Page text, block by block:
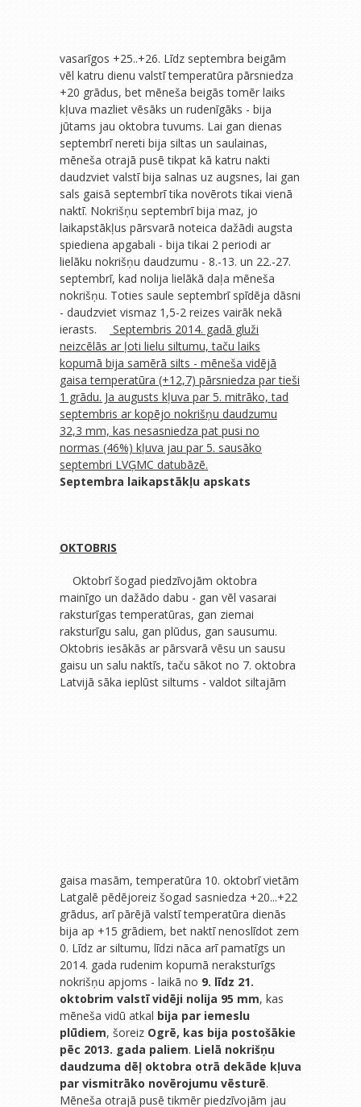
vasarīgos +25..+26. Līdz septembra beigām
vēl katru dienu valstī temperatūra pārsniedza
+20 grādus, bet mēneša beigās tomēr laiks
kļuva mazliet vēsāks un rudenīgāks - bija
jūtams jau oktobra tuvums. Lai gan dienas
septembrī nereti bija siltas un saulainas,
mēneša otrajā pusē tikpat kā katru nakti
daudzviet valstī bija salnas uz augsnes, lai gan
sals gaisā septembrī tika novērots tikai vienā
naktī. Nokrišņu septembrī bija maz, jo
laikapstākļus pārsvarā noteica dažādi augsta
spiediena apgabali - bija tikai 2 periodi ar
lielāku nokrišņu daudzumu - 8.-13. un 22.-27.
septembrī, kad nolija lielākā daļa mēneša
nokrišņu. Toties saule septembrī spīdēja dāsni
- daudzviet vismaz 1,5-2 reizes vairāk nekā
ierasts.
Septembris 2014. gadā gluži
neizcēlās ar ļoti lielu siltumu, taču laiks
kopumā bija samērā silts - mēneša vidējā
gaisa temperatūra (+12,7) pārsniedza par tieši
1 grādu. Ja augusts kļuva par 5. mitrāko, tad
septembris ar kopējo nokrišņu daudzumu
32,3 mm, kas nesasniedza pat pusi no
normas (46%) kļuva jau par 5. sausāko
septembri LVĢMC datubāzē.
Septembra laikapstākļu apskats
OKTOBRIS
Oktobrī šogad piedzīvojām oktobra
mainīgo un dažādo dabu - gan vēl vasarai
raksturīgas temperatūras, gan ziemai
raksturīgu salu, gan plūdus, gan sausumu.
Oktobris iesākās ar pārsvarā vēsu un sausu
gaisu un salu naktīs, taču sākot no 7. oktobra
Latvijā sāka ieplūst siltums - valdot siltajām
gaisa masām, temperatūra 10. oktobrī vietām
Latgalē pēdējoreiz šogad sasniedza +20...+22
grādus, arī pārējā valstī temperatūra dienās
bija ap +15 grādiem, bet naktī nenoslīdot zem
0. Līdz ar siltumu, līdzi nāca arī pamatīgs un
2014. gada rudenim kopumā neraksturīgs
nokrišņu apjoms - laikā no 9. līdz 21.
oktobrim valstī vidēji nolija 95 mm, kas
mēneša vidū atkal bija par iemeslu
plūdiem, šoreiz Ogrē, kas bija postošākie
pēc 2013. gada paliem. Lielā nokrišņu
daudzuma dēļ oktobra otrā dekāde kļuva
par vismitrāko novērojumu vēsturē.
Mēneša otrajā pusē tikmēr piedzīvojām jau